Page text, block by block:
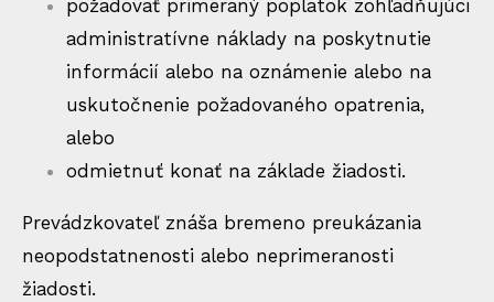
požadovať primeraný poplatok zohľadňujúci
administratívne náklady na poskytnutie
informácií alebo na oznámenie alebo na
uskutočnenie požadovaného opatrenia,
alebo
odmietnuť konať na základe žiadosti.
Prevádzkovateľ znáša bremeno preukázania
neopodstatnenosti alebo neprimeranosti
žiadosti.